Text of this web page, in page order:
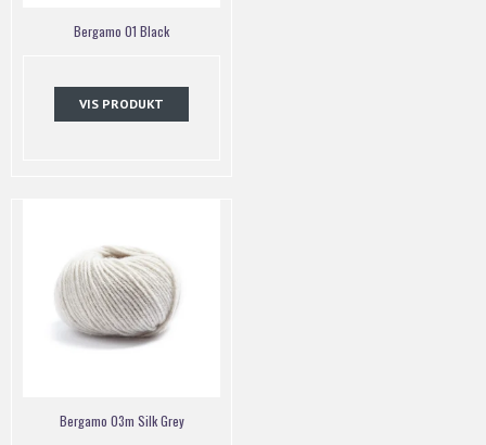
Bergamo 01 Black
VIS PRODUKT
Bergamo 03m Silk Grey